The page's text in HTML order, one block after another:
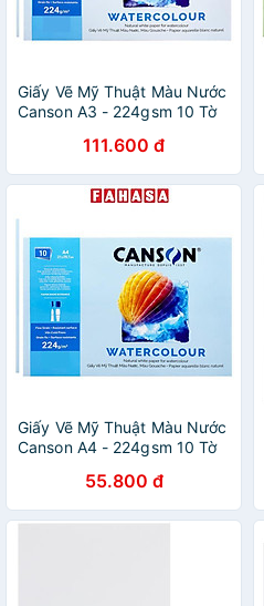
Giấy Vẽ Mỹ Thuật Màu Nước
Canson A3 - 224gsm 10 Tờ
111.600 đ
Giấy Vẽ Mỹ Thuật Màu Nước
Canson A4 - 224gsm 10 Tờ
55.800 đ